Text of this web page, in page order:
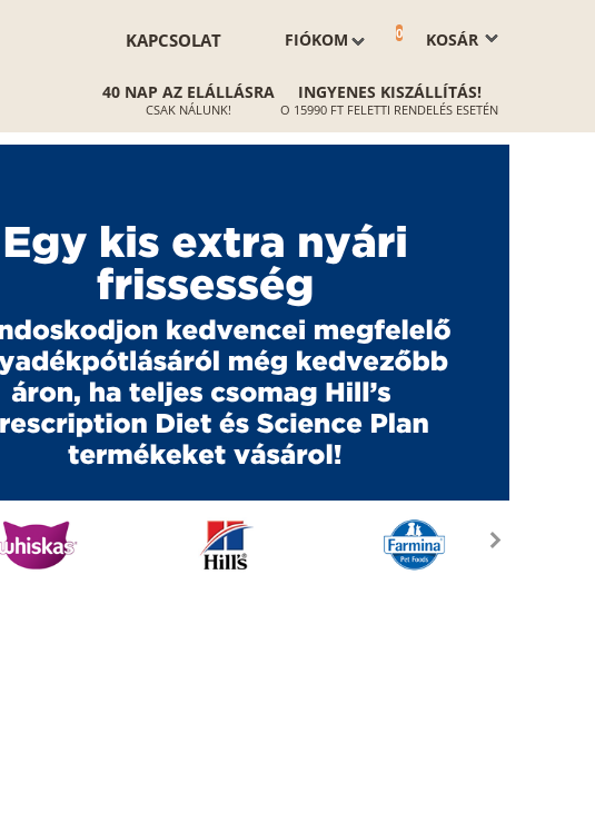
KOSÁR
0
FIÓKOM
KAPCSOLAT
40 NAP AZ ELÁLLÁSRA
CSAK NÁLUNK!
INGYENES KISZÁLLÍTÁS!
O 15990 FT FELETTI RENDELÉS ESETÉN